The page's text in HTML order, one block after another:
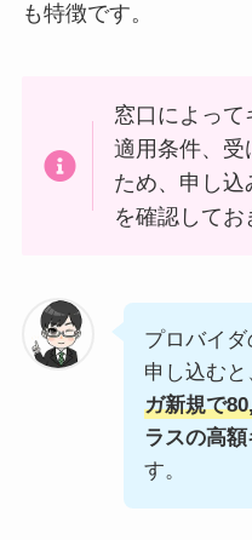
も特徴です。
窓口によって
適用条件、受
ため、申し込
を確認してお
プロバイ
申し込むと
ガ新規で
ラスの高
す。